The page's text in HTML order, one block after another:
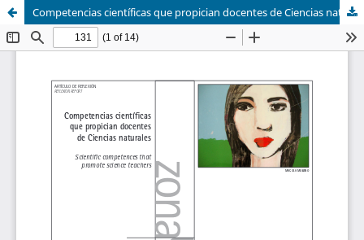
Competencias científicas que propician docentes de Ciencias naturales